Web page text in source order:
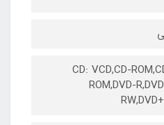
CD: VCD,CD-
ROM,DVD-